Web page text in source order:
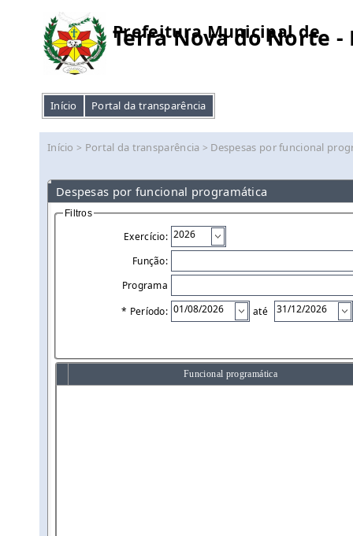
Prefeitura Municipal de
Terra Nova do Norte -
Início Portal da transparência
Início > Portal da transparência > Despesas por funcional
Despesas por funcional programática
Filtros
Exercício:
Função:
Programa
* Período:
até
Funcional programática